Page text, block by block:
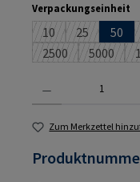
Verpackungseinheit
10(Diese Option ist
25(Diese50
2500(Diese Option ist
5000(Diese
Zum Merkzettel